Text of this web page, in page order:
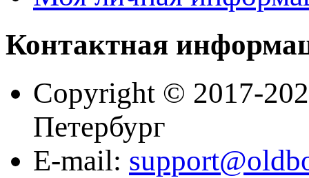
Контактная
Copyright © 2017-
Петербург
E-mail: